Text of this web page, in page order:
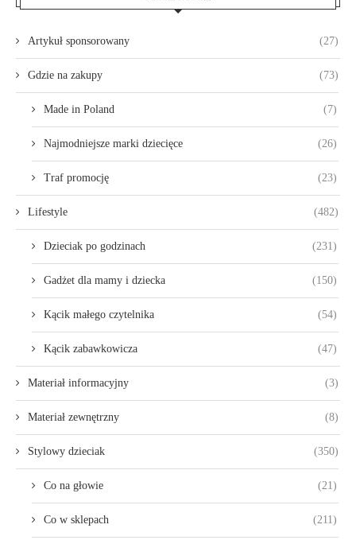
Artykuł sponsorowany (27)
Gdzie na zakupy (73)
Made in Poland (7)
Najmodniejsze marki dziecięce (26)
Traf promocję (23)
Lifestyle (482)
Dzieciak po godzinach (231)
Gadżet dla mamy i dziecka (150)
Kącik małego czytelnika (54)
Kącik zabawkowicza (47)
Materiał informacyjny (3)
Materiał zewnętrzny (8)
Stylowy dzieciak (350)
Co na głowie (21)
Co w sklepach (211)